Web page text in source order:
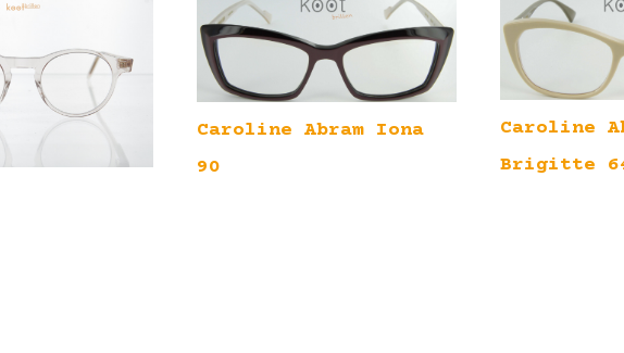
Caroline Abram Iona
90
Caroline
Brigitte